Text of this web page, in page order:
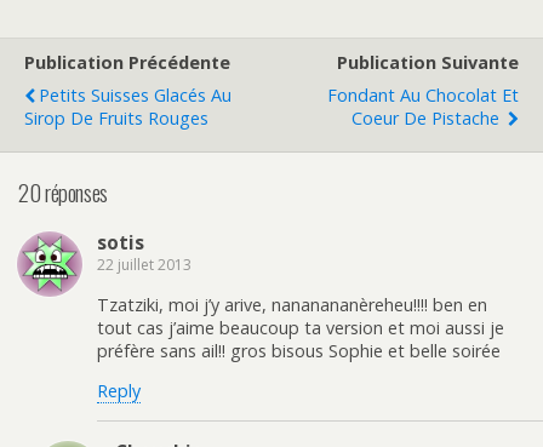
Publication Précédente
Petits Suisses Glacés Au
Sirop De Fruits Rouges
Publication Suivante
Fondant Au Chocolat Et
Coeur De Pistache
20 réponses
sotis
22 juillet 2013
Tzatziki, moi j’y arive, nananananèreheu!!!! ben en
tout cas j’aime beaucoup ta version et moi aussi je
préfère sans ail!! gros bisous Sophie et belle soirée
Reply